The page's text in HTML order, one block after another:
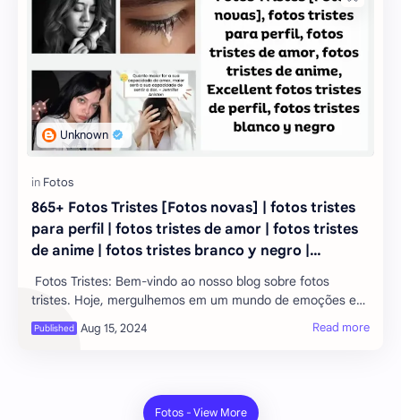
865+ Fotos Tristes [Fotos novas] | fotos tristes
para perfil | fotos tristes de amor | fotos tristes
de anime | fotos tristes branco y negro |
Excelente fotos tristes de perfil
Fotos Tristes: Bem-vindo ao nosso blog sobre fotos
tristes. Hoje, mergulhemos em um mundo de emoções e
reflexões através de mais de 865 fotos novas. Essas
imagens capturam momentos de